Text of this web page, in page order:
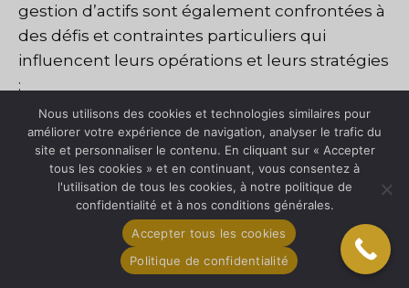
gestion d’actifs sont également confrontées à
des défis et contraintes particuliers qui
influencent leurs opérations et leurs stratégies
:
Complexité réglementaire :L’évolution
des cadres réglementaires et des
exigences de conformité peut créer des
difficultés opérationnelles et alourdir la
charge administrative des gestionnaires
d’actifs.
Nous utilisons des cookies et technologies similaires pour
améliorer votre expérience de navigation, analyser le trafic du
site et personnaliser le contenu. En cliquant sur « Accepter
tous les cookies » et en continuant, vous consentez à
l'utilisation de tous les cookies, à notre politique de
confidentialité et à nos conditions générales.
Accepter tous les cookies
Politique de confidentialité